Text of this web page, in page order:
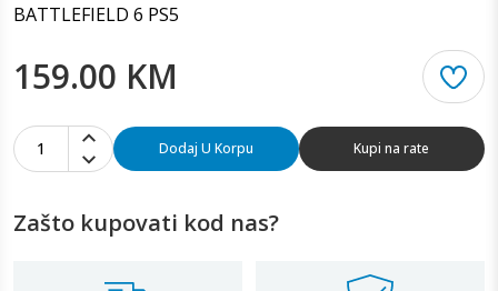
BATTLEFIELD 6 PS5
159.00 KM
1 Dodaj U Korpu Kupi na rate
Zašto kupovati kod nas?